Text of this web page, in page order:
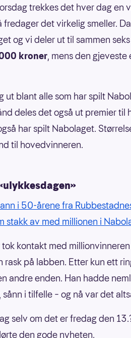
trekkes det hver dag en
fredager det virkelig smeller.
og vi deler ut til sammen
kroner, mens den gjeveste
ut blant alle som har spilt
deles det også ut premier til
har spilt Nabolaget.
til hovedvinneren.
i 50-årene fra
stakk av med millionen i
kontakt med
rask på labben. Etter kun ett
andre enden. Han hadde
i tilfelle – og nå var det
selv om det er fredag den
den gode nyheten.